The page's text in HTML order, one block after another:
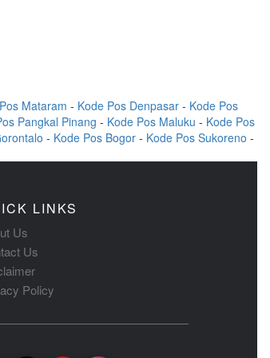
Mataram - Kode Pos Denpasar - Kode Pos
Pangkal Pinang - Kode Pos Maluku - Kode Pos
- Kode Pos Bogor - Kode Pos Sukoreno -
LINKS
Us
Us
Policy